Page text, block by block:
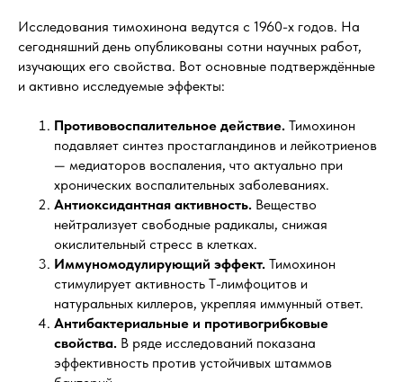
Исследования тимохинона ведутся с 1960-х годов. На
сегодняшний день опубликованы сотни научных работ,
изучающих его свойства. Вот основные подтверждённые
и активно исследуемые эффекты:
Противовоспалительное действие. Тимохинон
подавляет синтез простагландинов и лейкотриенов
— медиаторов воспаления, что актуально при
хронических воспалительных заболеваниях.
Антиоксидантная активность. Вещество
нейтрализует свободные радикалы, снижая
окислительный стресс в клетках.
Иммуномодулирующий эффект. Тимохинон
стимулирует активность T-лимфоцитов и
натуральных киллеров, укрепляя иммунный ответ.
Антибактериальные и противогрибковые
свойства. В ряде исследований показана
эффективность против устойчивых штаммов